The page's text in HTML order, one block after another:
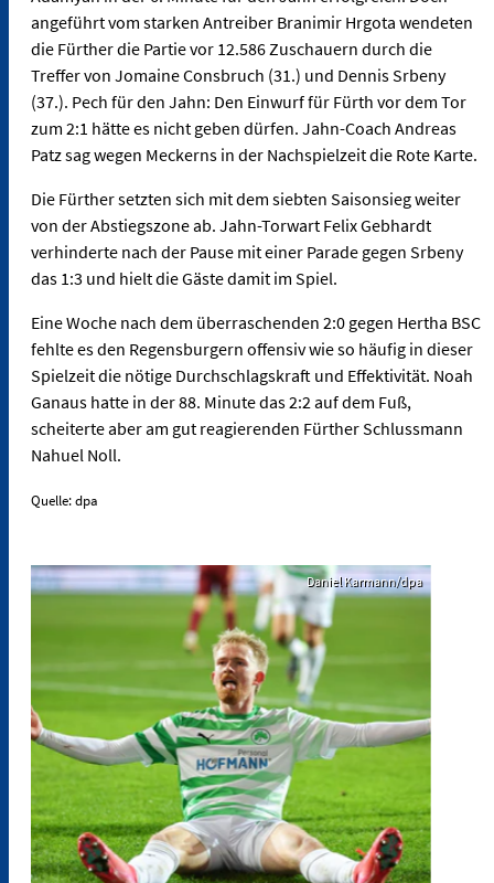
angeführt vom starken Antreiber Branimir Hrgota wendeten
die Fürther die Partie vor 12.586 Zuschauern durch die
Treffer von Jomaine Consbruch (31.) und Dennis Srbeny
(37.). Pech für den Jahn: Den Einwurf für Fürth vor dem Tor
zum 2:1 hätte es nicht geben dürfen. Jahn-Coach Andreas
Patz sag wegen Meckerns in der Nachspielzeit die Rote Karte.
Die Fürther setzten sich mit dem siebten Saisonsieg weiter
von der Abstiegszone ab. Jahn-Torwart Felix Gebhardt
verhinderte nach der Pause mit einer Parade gegen Srbeny
das 1:3 und hielt die Gäste damit im Spiel.
Eine Woche nach dem überraschenden 2:0 gegen Hertha BSC
fehlte es den Regensburgern offensiv wie so häufig in dieser
Spielzeit die nötige Durchschlagskraft und Effektivität. Noah
Ganaus hatte in der 88. Minute das 2:2 auf dem Fuß,
scheiterte aber am gut reagierenden Fürther Schlussmann
Nahuel Noll.
Quelle: dpa
Daniel Karmann/dpa